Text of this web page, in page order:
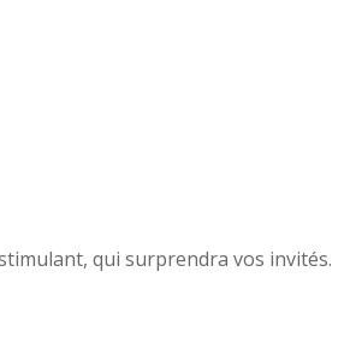
qui surprendra vos invités.